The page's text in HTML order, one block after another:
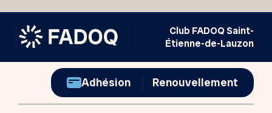
Club FADOQ Saint-
Étienne-de-Lauzon
Adhésion Renouvellement